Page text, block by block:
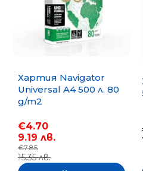
Хартия Navigator
Universal A4 500 л. 80
g/m2
€4.70
9.19 лв.
€7.85
15.35 лв.